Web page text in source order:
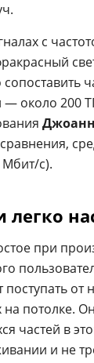
с
около 200
с).
легко
при
от
потолке.
частей в
и не